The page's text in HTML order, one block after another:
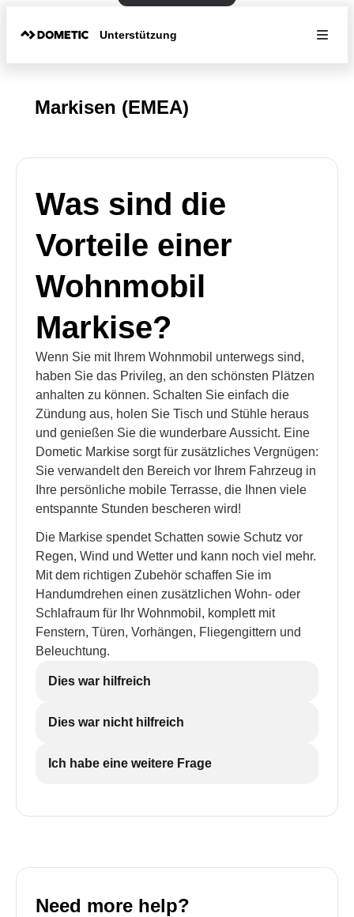
Unterstützung
Markisen (EMEA)
Was sind die
Vorteile einer
Wohnmobil
Markise?
Wenn Sie mit Ihrem Wohnmobil unterwegs sind,
haben Sie das Privileg, an den schönsten Plätzen
anhalten zu können. Schalten Sie einfach die
Zündung aus, holen Sie Tisch und Stühle heraus
und genießen Sie die wunderbare Aussicht. Eine
Dometic Markise sorgt für zusätzliches Vergnügen:
Sie verwandelt den Bereich vor Ihrem Fahrzeug in
Ihre persönliche mobile Terrasse, die Ihnen viele
entspannte Stunden bescheren wird!
Die Markise spendet Schatten sowie Schutz vor
Regen, Wind und Wetter und kann noch viel mehr.
Mit dem richtigen Zubehör schaffen Sie im
Handumdrehen einen zusätzlichen Wohn- oder
Schlafraum für Ihr Wohnmobil, komplett mit
Fenstern, Türen, Vorhängen, Fliegengittern und
Beleuchtung.
Dies war hilfreich
Dies war nicht hilfreich
Ich habe eine weitere Frage
Need more help?